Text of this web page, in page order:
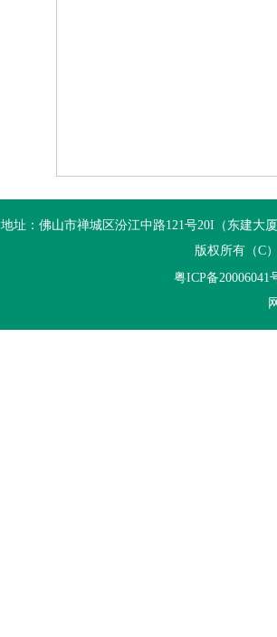
地址：佛山市禅城区汾江中路121号20I（东建大
版权所有（C
粤ICP备20006041